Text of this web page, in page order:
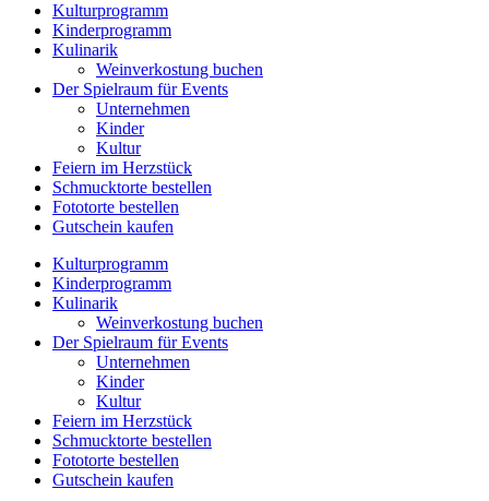
Kulturprogramm
Kinderprogramm
Kulinarik
Weinverkostung buchen
Der Spielraum für Events
Unternehmen
Kinder
Kultur
Feiern im Herzstück
Schmucktorte bestellen
Fototorte bestellen
Gutschein kaufen
Kulturprogramm
Kinderprogramm
Kulinarik
Weinverkostung buchen
Der Spielraum für Events
Unternehmen
Kinder
Kultur
Feiern im Herzstück
Schmucktorte bestellen
Fototorte bestellen
Gutschein kaufen